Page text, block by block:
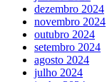
dezembro 2024
novembro 2024
outubro 2024
setembro 2024
agosto 2024
julho 2024